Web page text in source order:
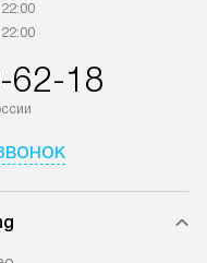
62-18